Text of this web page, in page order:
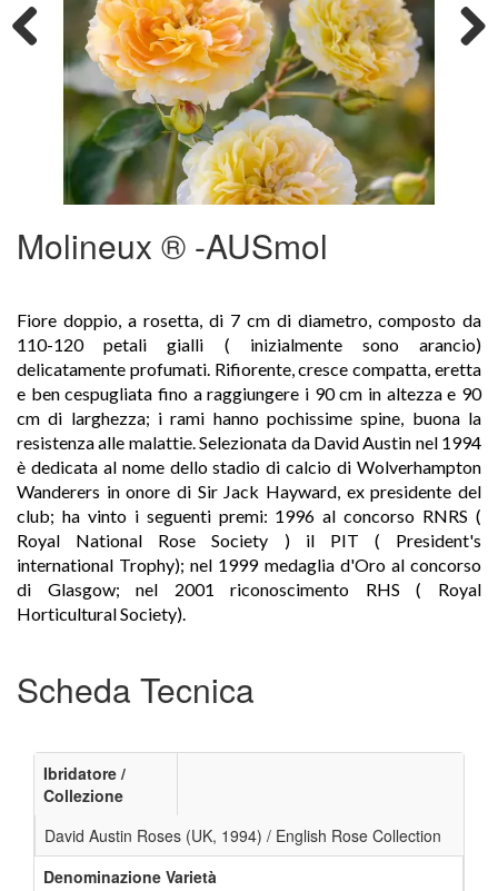
Previous
Molineux ® -AUSmol
Fiore doppio, a rosetta, di 7 cm di diametro, composto da
110-120 petali gialli ( inizialmente sono arancio)
delicatamente profumati. Rifiorente, cresce compatta, eretta
e ben cespugliata fino a raggiungere i 90 cm in altezza e 90
cm di larghezza; i rami hanno pochissime spine, buona la
resistenza alle malattie. Selezionata da David Austin nel 1994
è dedicata al nome dello stadio di calcio di Wolverhampton
Wanderers in onore di Sir Jack Hayward, ex presidente del
club; ha vinto i seguenti premi: 1996 al concorso RNRS (
Royal National Rose Society ) il PIT ( President's
international Trophy); nel 1999 medaglia d'Oro al concorso
di Glasgow; nel 2001 riconoscimento RHS ( Royal
Horticultural Society).
Scheda Tecnica
Ibridatore /
Collezione
David Austin Roses (UK, 1994) / English Rose Collection
Denominazione Varietà